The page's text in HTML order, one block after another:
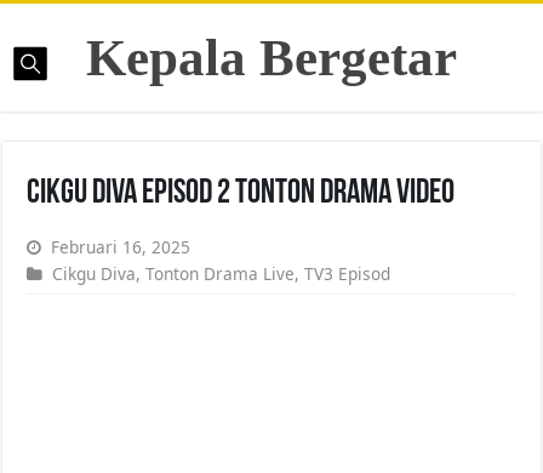
Kepala Bergetar
Cikgu Diva Episod 2 Tonton Drama Video
Februari 16, 2025
Cikgu Diva,Tonton Drama Live,TV3 Episod